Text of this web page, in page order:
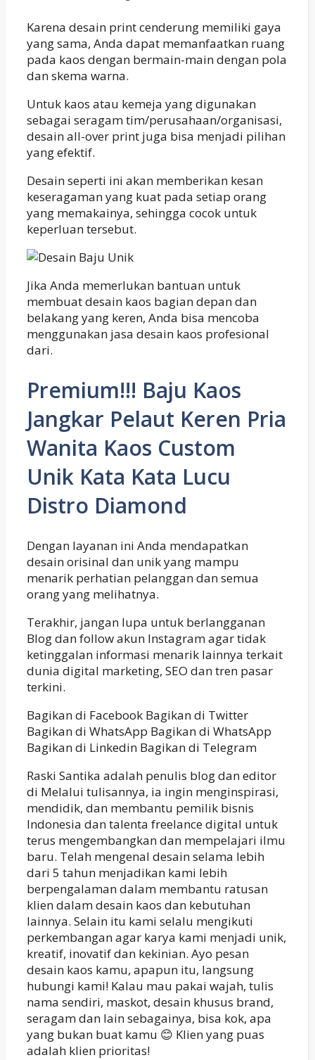
Karena desain print cenderung memiliki gaya
yang sama, Anda dapat memanfaatkan ruang
pada kaos dengan bermain-main dengan pola
dan skema warna.
Untuk kaos atau kemeja yang digunakan
sebagai seragam tim/perusahaan/organisasi,
desain all-over print juga bisa menjadi pilihan
yang efektif.
Desain seperti ini akan memberikan kesan
keseragaman yang kuat pada setiap orang
yang memakainya, sehingga cocok untuk
keperluan tersebut.
Jika Anda memerlukan bantuan untuk
membuat desain kaos bagian depan dan
belakang yang keren, Anda bisa mencoba
menggunakan jasa desain kaos profesional
dari.
Premium!!! Baju Kaos
Jangkar Pelaut Keren Pria
Wanita Kaos Custom
Unik Kata Kata Lucu
Distro Diamond
Dengan layanan ini Anda mendapatkan
desain orisinal dan unik yang mampu
menarik perhatian pelanggan dan semua
orang yang melihatnya.
Terakhir, jangan lupa untuk berlangganan
Blog dan follow akun Instagram agar tidak
ketinggalan informasi menarik lainnya terkait
dunia digital marketing, SEO dan tren pasar
terkini.
Bagikan di Facebook Bagikan di Twitter
Bagikan di WhatsApp Bagikan di WhatsApp
Bagikan di Linkedin Bagikan di Telegram
Raski Santika adalah penulis blog dan editor
di Melalui tulisannya, ia ingin menginspirasi,
mendidik, dan membantu pemilik bisnis
Indonesia dan talenta freelance digital untuk
terus mengembangkan dan mempelajari ilmu
baru. Telah mengenal desain selama lebih
dari 5 tahun menjadikan kami lebih
berpengalaman dalam membantu ratusan
klien dalam desain kaos dan kebutuhan
lainnya. Selain itu kami selalu mengikuti
perkembangan agar karya kami menjadi unik,
kreatif, inovatif dan kekinian. Ayo pesan
desain kaos kamu, apapun itu, langsung
hubungi kami! Kalau mau pakai wajah, tulis
nama sendiri, maskot, desain khusus brand,
seragam dan lain sebagainya, bisa kok, apa
yang bukan buat kamu 😊 Klien yang puas
adalah klien prioritas!